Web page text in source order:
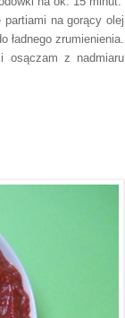
partiami na gorący olej
ładnego zrumienienia.
osączam z nadmiaru